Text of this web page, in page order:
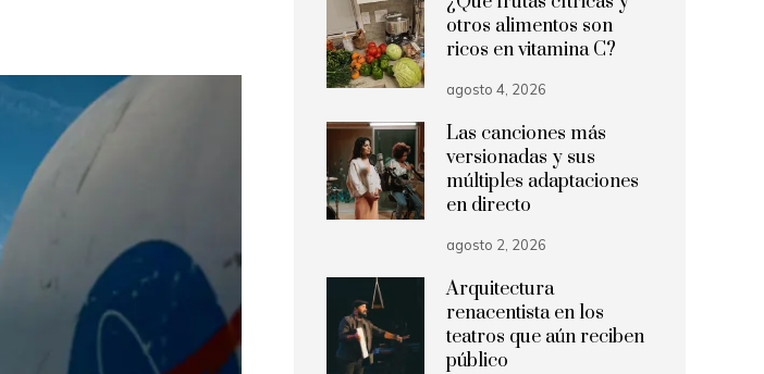
otros alimentos son
ricos en vitamina C?
agosto 4, 2026
Las canciones más
versionadas y sus
múltiples adaptaciones
en directo
agosto 2, 2026
Arquitectura
renacentista en los
teatros que aún reciben
público